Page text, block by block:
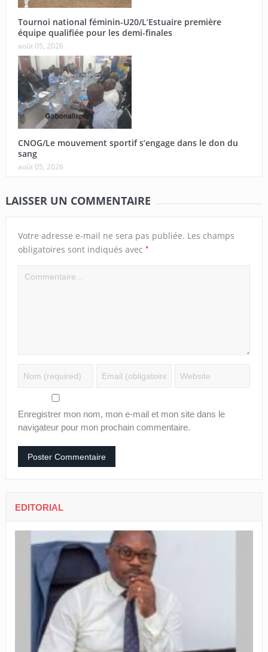
Tournoi national féminin-U20/L’Estuaire première
équipe qualifiée pour les demi-finales
août 05, 2026
CNOG/Le mouvement sportif s’engage dans le don du
sang
août 05, 2026
LAISSER UN COMMENTAIRE
Votre adresse e-mail ne sera pas publiée. Les champs
obligatoires sont indiqués avec *
Enregistrer mon nom, mon e-mail et mon site dans le
navigateur pour mon prochain commentaire.
EDITORIAL